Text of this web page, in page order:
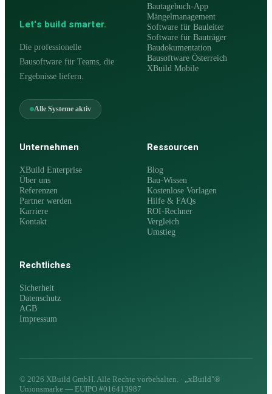
Let's build smarter.
Die professionelle
Bausoftware für Teams, die
Ergebnisse liefern.
Alle Systeme aktiv
Bautagebuch-App
Mängelmanagement
Software für Bauleiter
Software für Bauträger
Baudokumentation
Bausoftware Österreich
XBuild Mobile
Unternehmen
XBuild Enterprise
Über uns
Referenzen
Partner werden
Karriere
Kontakt
Ressourcen
Blog
Bau-Wissen
Kostenlose Vorlagen
Hilfe & FAQs
ROI-Rechner
Vergleich
Umstieg
Rechtliches
Sicherheit
Datenschutz
AGB
Impressum
© 2026 XBuild GmbH. Alle Rechte vorbehalten. · „xBuild"®
Unionsmarke — EUIPO #016413987